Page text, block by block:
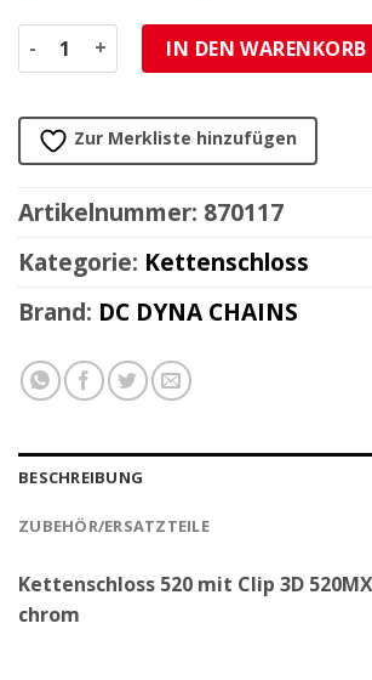
Kettenschloss 520 mit Clip 3D
IN DEN WARENKORB
Zur Merkliste hinzufügen
Artikelnummer: 870117
Kategorie: Kettenschloss
Brand: DC DYNA CHAINS
BESCHREIBUNG
ZUBEHÖR/ERSATZTEILE
Kettenschloss 520 mit Clip 3D
chrom